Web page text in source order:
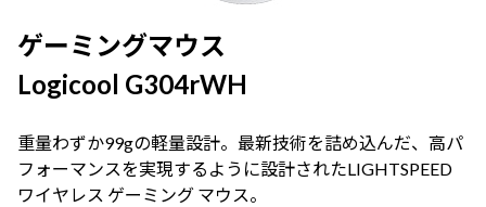
ゲーミングマウス
Logicool G304rWH
重量わずか99gの軽量設計。最新技術を詰め込んだ、高パ
フォーマンスを実現するように設計されたLIGHTSPEED
ワイヤレス ゲーミング マウス。